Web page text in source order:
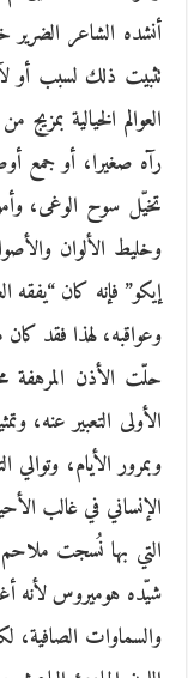
أنشده الشاعر
تثبيت ذلك لسبب أو
العوالم الخيالية
رآه صغيرا، أو جمع
تخيّل سوح الوغى،
وخليط الألوان
إيكو” فإنه كان “يفقه
وعواقبه، لهذا فقد
حلّت الأذن المرهفة
الأولى التعبير عنه،
وبمرور الأيام،
الإنساني في غالب
التي بها نُسجت ملاحم
شيّده هوميروس لأنه
والسماوات